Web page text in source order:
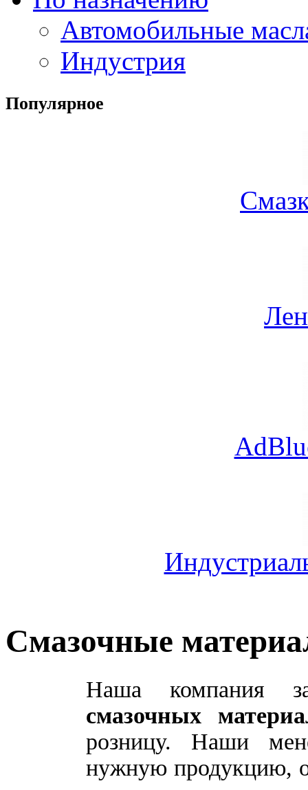
Автомобильные
Индустрия
Популярное
Смазочные
Наша компания
смазочных
розницу. Наши
нужную продукцию,